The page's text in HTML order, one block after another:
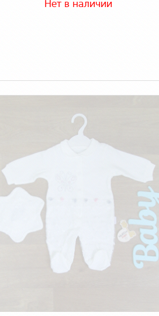
Нет в наличии